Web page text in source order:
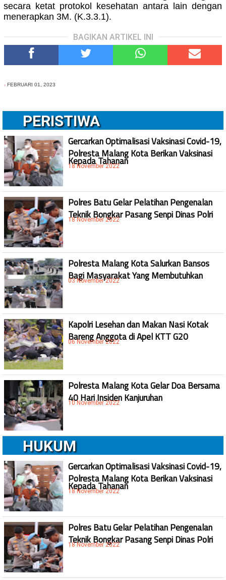
secara ketat protokol kesehatan antara lain dengan
menerapkan 3M. (K.3.3.1).
BAGIKAN ARTIKEL INI
- FEBRUARI 01, 2023
PERISTIWA
Gercarkan Optimalisasi Vaksinasi Covid-19,
Polresta Malang Kota Berikan Vaksinasi
Kepada Tahanan
18 November 2022
Polres Batu Gelar Pelatihan Pengenalan
Teknik Bongkar Pasang Senpi Dinas Polri
18 November 2022
Polresta Malang Kota Salurkan Bansos
Bagi Masyarakat Yang Membutuhkan
03 November 2022
Kapolri Lesehan dan Makan Nasi Kotak
Bareng Anggota di Apel KTT G20
06 November 2022
Polresta Malang Kota Gelar Doa Bersama
40 Hari Insiden Kanjuruhan
10 November 2022
HUKUM
Gercarkan Optimalisasi Vaksinasi Covid-19,
Polresta Malang Kota Berikan Vaksinasi
Kepada Tahanan
18 November 2022
Polres Batu Gelar Pelatihan Pengenalan
Teknik Bongkar Pasang Senpi Dinas Polri
18 November 2022